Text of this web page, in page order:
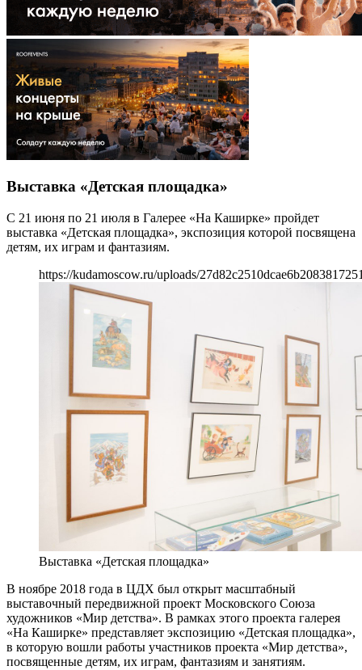
Выставка «Детская площадка»
С 21 июня по 21 июля в Галерее «На Каширке» пройдет
выставка «Детская площадка», экспозиция которой посвящена
детям, их играм и фантазиям.
https://kudamoscow.ru/uploads/
Выставка «Детская площадка»
В ноябре 2018 года в ЦДХ был открыт масштабный
выставочный передвижной проект Московского Союза
художников «Мир детства». В рамках этого проекта галерея
«На Каширке» представляет экспозицию «Детская площадка»,
в которую вошли работы участников проекта «Мир детства»,
посвященные детям, их играм, фантазиям и занятиям.